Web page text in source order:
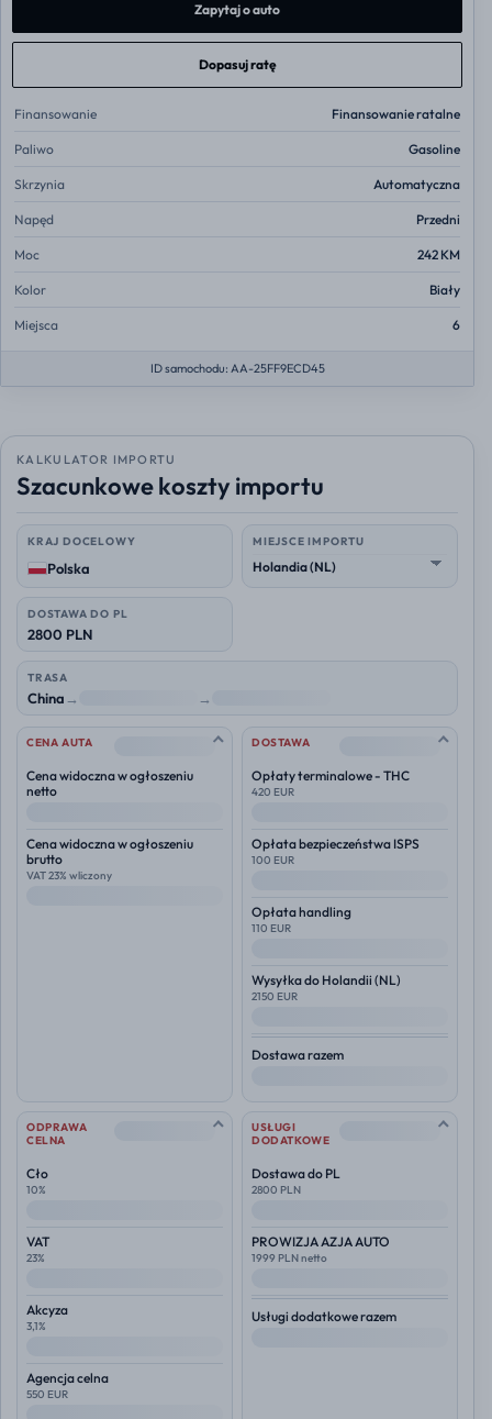
Zapytaj o auto
Dopasuj ratę
Finansowanie Finansowanie ratalne
Paliwo Gasoline
Skrzynia Automatyczna
Napęd Przedni
Moc 242 KM
Kolor Biały
Miejsca 6
ID samochodu: AA-25FF9ECD45
KALKULATOR IMPORTU
Szacunkowe koszty importu
KRAJ DOCELOWY
Polska
MIEJSCE IMPORTU
DOSTAWA DO PL
2800 PLN
TRASA
China→ →
CENA AUTA --
Cena widoczna w ogłoszeniu
netto
Cena widoczna w ogłoszeniu
brutto
VAT 23% wliczony
DOSTAWA --
Opłaty terminalowe - THC
420 EUR
Opłata bezpieczeństwa ISPS
100 EUR
Opłata handling
110 EUR
Wysyłka do Holandii (NL)
2150 EUR
Dostawa razem
ODPRAWA
CELNA
--
Cło
10%
VAT
23%
Akcyza
3,1%
Agencja celna
550 EUR
USŁUGI
DODATKOWE
--
Dostawa do PL
2800 PLN
PROWIZJA AZJA AUTO
1999 PLN netto
Usługi dodatkowe razem